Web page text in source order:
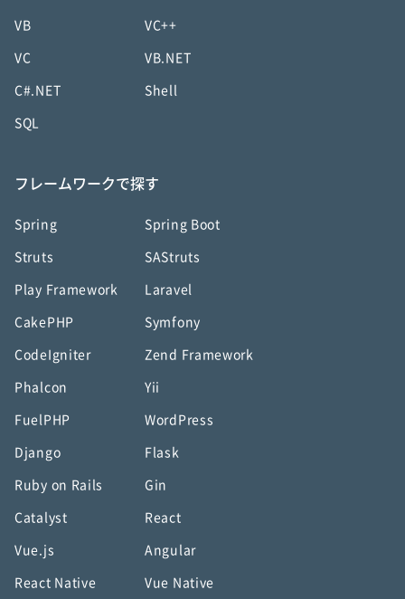
VB VC++
VC VB.NET
C#.NET Shell
SQL
フレームワークで探す
Spring Spring Boot
Struts SAStruts
Play Framework Laravel
CakePHP Symfony
CodeIgniter Zend Framework
Phalcon Yii
FuelPHP WordPress
Django Flask
Ruby on Rails Gin
Catalyst React
Vue.js Angular
React Native Vue Native